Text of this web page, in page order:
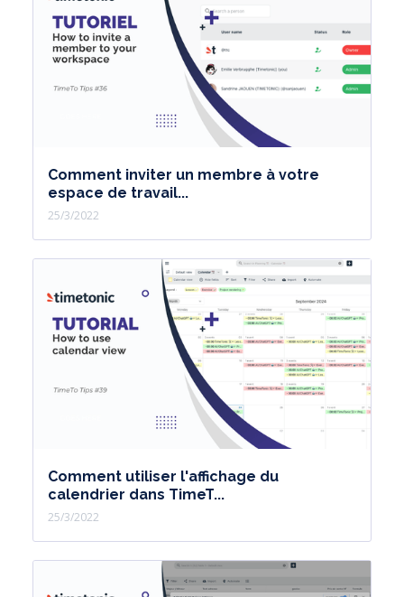
Comment inviter un membre à votre
espace de travail...
25/3/2022
Comment utiliser l'affichage du
calendrier dans TimeT...
25/3/2022